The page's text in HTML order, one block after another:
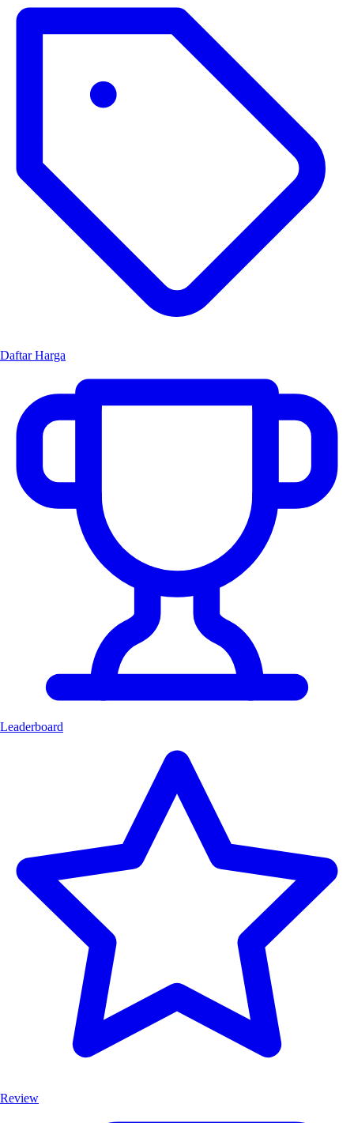
Daftar Harga
Leaderboard
Review